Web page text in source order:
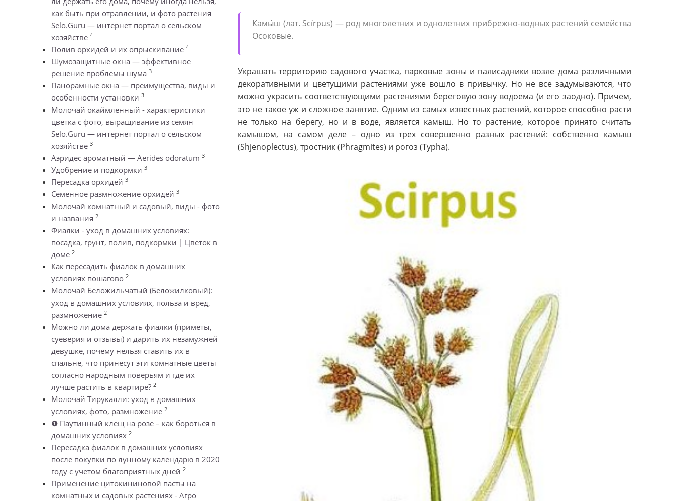
как быть при отравлении, и фото растения
Selo.Guru — интернет портал о сельском
хозяйстве 4
Полив орхидей и их опрыскивание 4
Шумозащитные окна — эффективное
решение проблемы шума 3
Панорамные окна — преимущества, виды и
особенности установки 3
Молочай окаймленный - характеристики
цветка с фото, выращивание из семян
Selo.Guru — интернет портал о сельском
хозяйстве 3
Аэридес ароматный — Aerides odoratum 3
Удобрение и подкормки 3
Пересадка орхидей 3
Семенное размножение орхидей 3
Молочай комнатный и садовый, виды - фото
и названия 2
Фиалки - уход в домашних условиях:
посадка, грунт, полив, подкормки | Цветок в
доме 2
Как пересадить фиалок в домашних
условиях пошагово 2
Молочай Беложильчатый (Беложилковый):
уход в домашних условиях, польза и вред,
размножение 2
Можно ли дома держать фиалки (приметы,
суеверия и отзывы) и дарить их незамужней
девушке, почему нельзя ставить их в
спальне, что принесут эти комнатные цветы
согласно народным поверьям и где их
лучше растить в квартире? 2
Молочай Тирукалли: уход в домашних
условиях, фото, размножение 2
❶ Паутинный клещ на розе – как бороться в
домашних условиях 2
Пересадка фиалок в домашних условиях
после покупки по лунному календарю в 2020
году с учетом благоприятных дней 2
Применение цитокининовой пасты на
комнатных и садовых растениях - Агро
Камы́ш (лат. Scírpus) — род многолетних и однолетних прибрежно-водных растений семейства
Осоковые.
Украшать территорию садового участка, парковые зоны и палисадники возле дома различными
декоративными и цветущими растениями уже вошло в привычку. Но не все задумываются, что
можно украсить соответствующими растениями береговую зону водоема (и его заодно). Причем,
это не такое уж и сложное занятие. Одним из самых известных растений, которое способно расти
не только на берегу, но и в воде, является камыш. Но то растение, которое принято считать
камышом, на самом деле – одно из трех совершенно разных растений: собственно камыш
(Shjenoplectus), тростник (Phragmites) и рогоз (Typha).